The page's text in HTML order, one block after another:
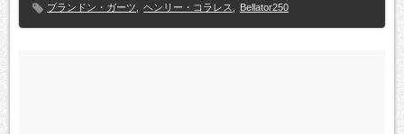
ブランドン・ガーツ
ヘンリー・コラレス Bellator250